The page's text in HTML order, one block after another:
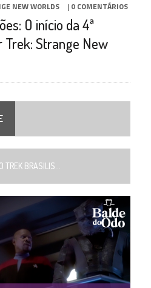
NEW WORLDS | 0 COMENTÁRIOS
O início da 4ª
Strange New
BRASILIS...